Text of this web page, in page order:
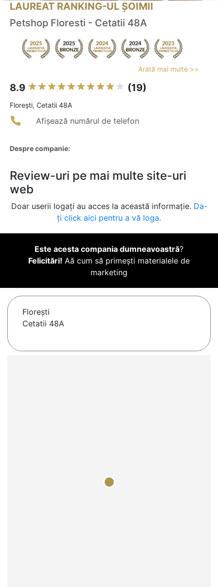
LAUREAT RANKING-UL ȘOIMII
Petshop Floresti - Cetatii 48A
Arată mai multe >>
8.9 (19)
Floreşti, Cetatii 48A
Afișează numărul de telefon
Despre companie:
Review-uri pe mai multe site-uri
web
Doar userii logați au acces la această informație. Da-
ți click aici pentru a vă loga.
Este acesta compania dumneavoastră?
Felicitări! Aă cum să primești materialele de
marketing
Floreşti
Cetatii 48A